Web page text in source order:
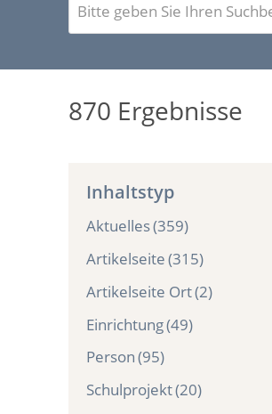
a
v
g
a
t
Sie
Suchbegriff
870 Ergebnisse
Inhaltstyp
Aktuelles(359)
Artikelseite(315)
Artikelseite Ort(2)
Einrichtung(49)
Person(95)
Schulprojekt(20)